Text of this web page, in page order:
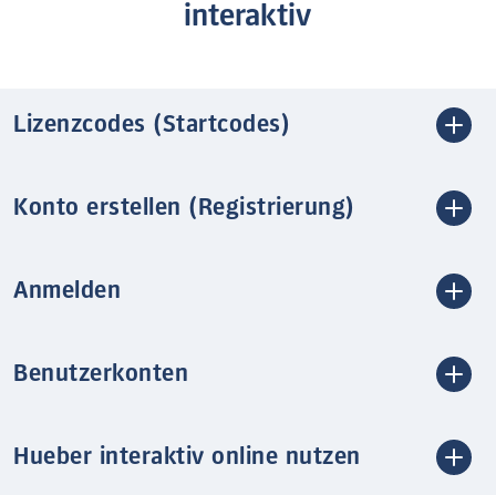
interaktiv
Lizenzcodes (Startcodes)
Konto erstellen (Registrierung)
Anmelden
Benutzerkonten
Hueber interaktiv online nutzen